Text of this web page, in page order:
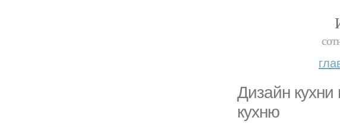
Дизайн кухни
кухню